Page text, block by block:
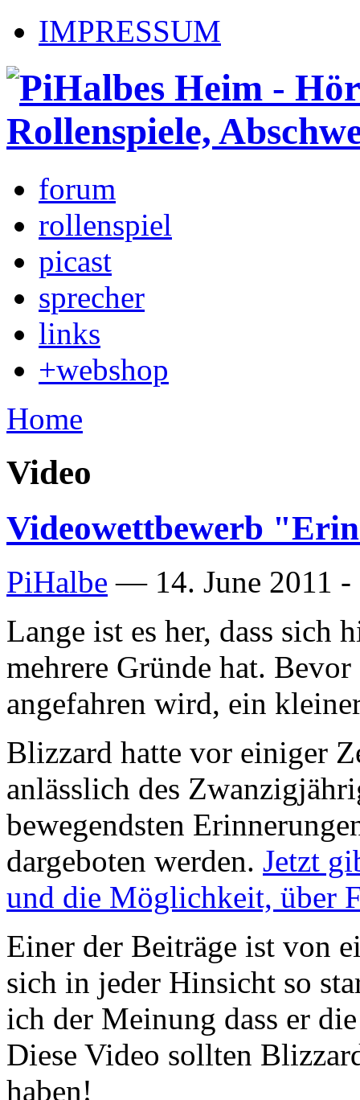
IMPRESSUM
forum
rollenspiel
picast
sprecher
links
+webshop
Home
Video
Videowettbewerb
PiHalbe — 14. June 2011
Lange ist es her, dass sich
mehrere Gründe hat.
angefahren wird, ein
Blizzard hatte vor einiger
anlässlich des
bewegendsten
dargeboten werden. Jetzt
und die Möglichkeit, über
Einer der Beiträge ist von
sich in jeder Hinsicht so
ich der Meinung dass er
Diese Video sollten
haben!